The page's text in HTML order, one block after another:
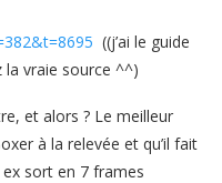
((j’ai le guide
la vraie source ^^)
et alors ? Le meilleur
à la relevée et qu’il fait
sort en 7 frames